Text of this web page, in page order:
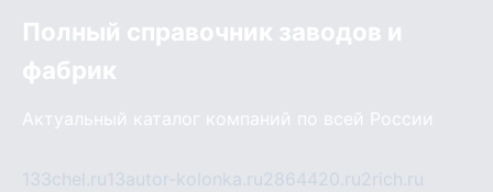
Полный справочник заводов и
фабрик
Актуальный каталог компаний по всей России
133chel.ru13autor-kolonka.ru2864420.ru2rich.ru